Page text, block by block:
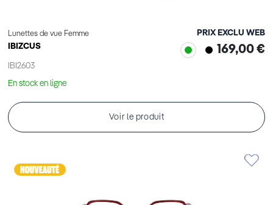
Lunettes de vue Femme
IBIZCUS
IBI2603
PRIX EXCLU WEB
169,00 €
En stock en ligne
Voir le produit